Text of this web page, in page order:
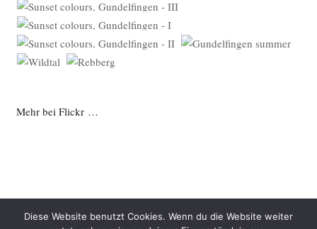
Mehr bei Flickr …
Diese Website benutzt Cookies. Wenn du die Website weiter